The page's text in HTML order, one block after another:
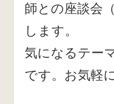
師との座談会
します。
気になるテー
です。お気軽